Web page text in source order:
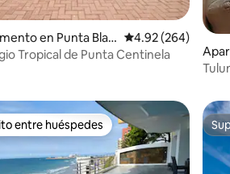
4.88 de 5, 117 reseñas
en Punta Blan Calificación
4.92 (264)
Tropical de Punta Centinela
entre huéspedes
entre huéspedes